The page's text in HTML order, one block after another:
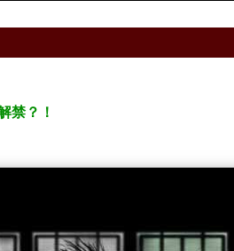
禁？！